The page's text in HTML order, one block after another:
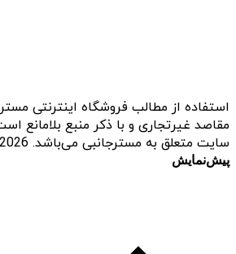
استفاده از مطالب فروشگاه اینترنتی
مقاصد غیرتجاری و با ذکر منبع بلامانع
سایت متعلق به مسترجانبی می‌باشد. Copyright © 2012 - 2026
پیش‌نمایش